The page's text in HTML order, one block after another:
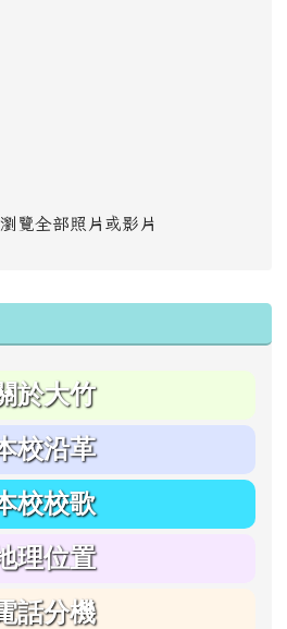
覽全部照片或影片
於大竹
校沿革
校校歌
理位置
話分機